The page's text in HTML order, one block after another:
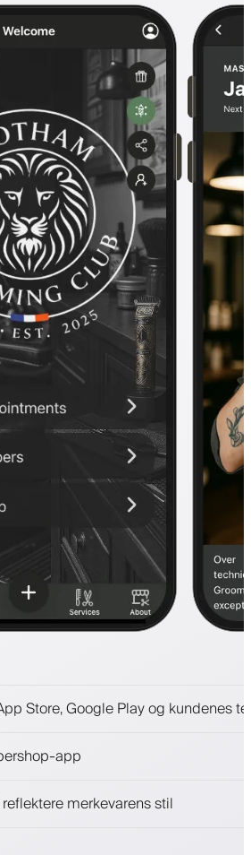
med et lojalitetsprogram
Store, Google Play og kundenes
app
merkevarens stil